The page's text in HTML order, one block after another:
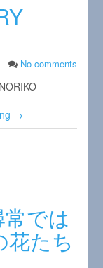
No comments
）
→
では
たち